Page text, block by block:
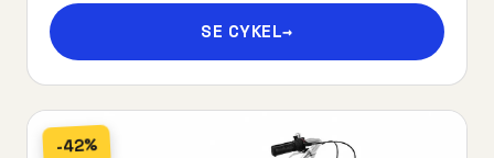
SE CYKEL→
-42%